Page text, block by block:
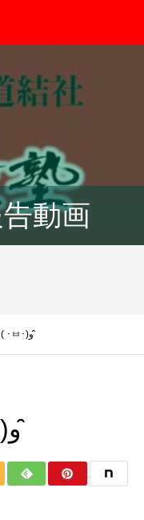
動画
やったね！( ･ㅂ･)و ̑̑
やったね！( ･ㅂ･)و ̑̑